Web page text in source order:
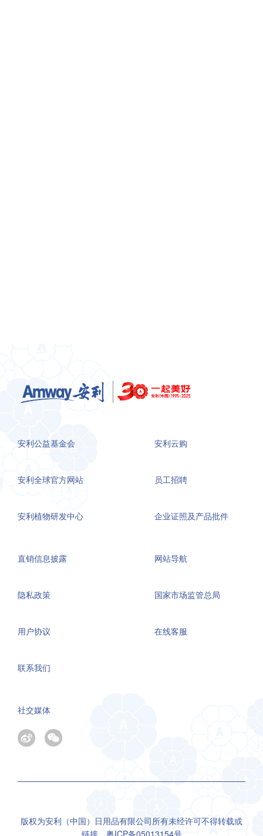
安利公益基金会
安利全球官方网站
安利植物研发中心
安利云购
员工招聘
企业证照及产品批件
直销信息披露
隐私政策
用户协议
联系我们
网站导航
国家市场监管总局
在线客服
社交媒体
版权为安利（中国）日用品有限公司所有未经许可不得转载或
链接， 粤ICP备05013154号